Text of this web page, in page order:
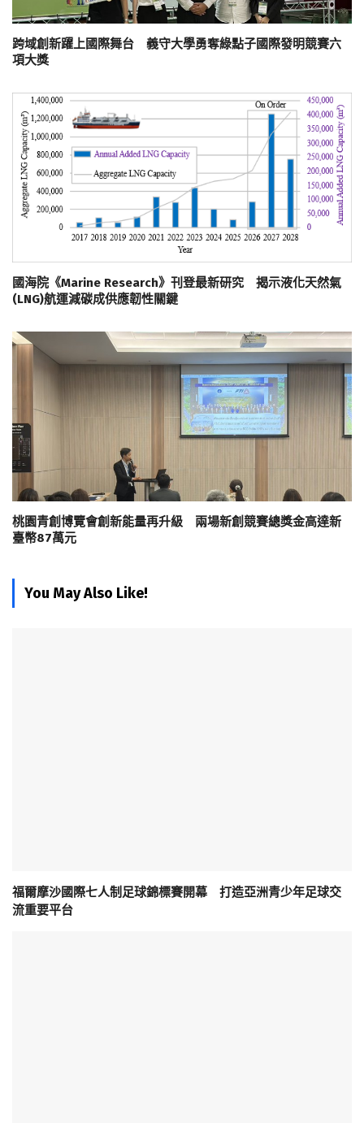
跨域創新躍上國際舞台 義守大學勇奪綠點子國際發明競賽六
項大獎
國海院《Marine Research》刊登最新研究 揭示液化天然氣
(LNG)航運減碳成供應韌性關鍵
桃園青創博覽會創新能量再升級 兩場新創競賽總獎金高達新
臺幣87萬元
You May Also Like!
福爾摩沙國際七人制足球錦標賽開幕 打造亞洲青少年足球交
流重要平台